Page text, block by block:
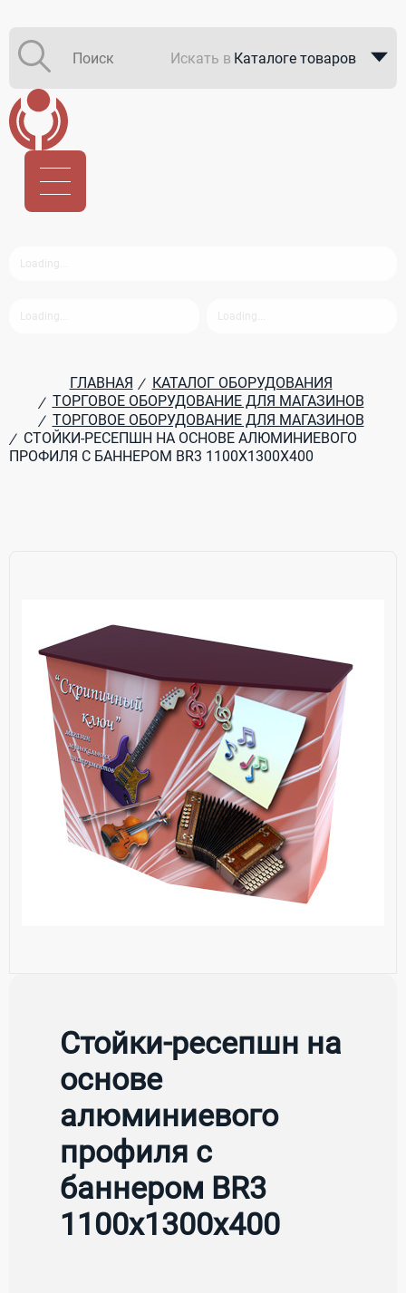
Искать в Каталоге товаров
ГЛАВНАЯ / КАТАЛОГ ОБОРУДОВАНИЯ
/ ТОРГОВОЕ ОБОРУДОВАНИЕ ДЛЯ МАГАЗИНОВ
/ ТОРГОВОЕ ОБОРУДОВАНИЕ ДЛЯ МАГАЗИНОВ
/ СТОЙКИ-РЕСЕПШН НА ОСНОВЕ АЛЮМИНИЕВОГО
ПРОФИЛЯ С БАННЕРОМ BR3 1100Х1300Х400
Стойки-ресепшн на
основе
алюминиевого
профиля с
баннером BR3
1100х1300х400